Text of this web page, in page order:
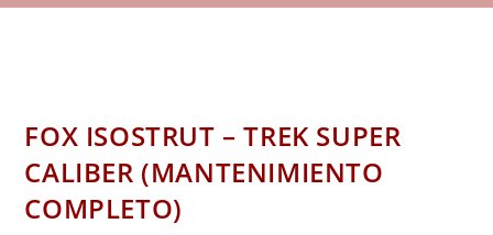
FOX ISOSTRUT – TREK SUPER
CALIBER (MANTENIMIENTO
COMPLETO)